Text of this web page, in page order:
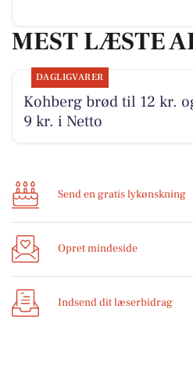
MEST LÆSTE
DAGLIGVARER
Kohberg brød til 12 kr.
9 kr. i Netto
Send en gratis lykønskning
Opret mindeside
Indsend dit læserbidrag